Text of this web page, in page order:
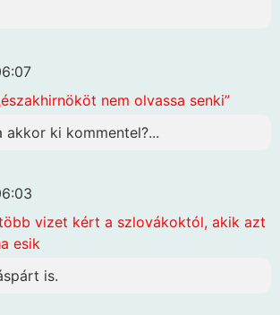
nem olvassa senki”
akkor ki kommentel?...
vizet kért a szlovákoktól, akik azt
esik
is.